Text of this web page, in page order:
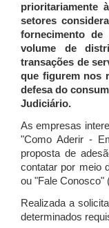
prioritariamente
setores
fornecimento
volume de
transações de
que figurem nos
defesa do
Judiciário.
As empresas
"Como Aderir -
proposta de
contatar por meio
ou "Fale Conosco"
Realizada a
determinados